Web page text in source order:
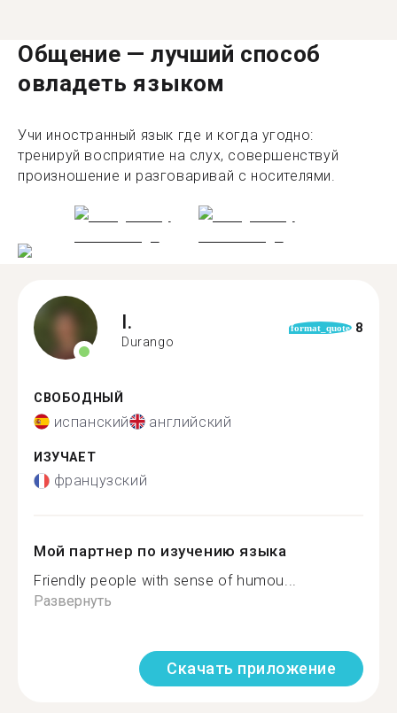
Общение — лучший способ
овладеть языком
Учи иностранный язык где и когда угодно:
тренируй восприятие на слух, совершенствуй
произношение и разговаривай с носителями.
I.
Durango
format_quote 8
СВОБОДНЫЙ
испанский английский
ИЗУЧАЕТ
французский
Мой партнер по изучению языка
Friendly people with sense of humou...
Развернуть
Скачать приложение